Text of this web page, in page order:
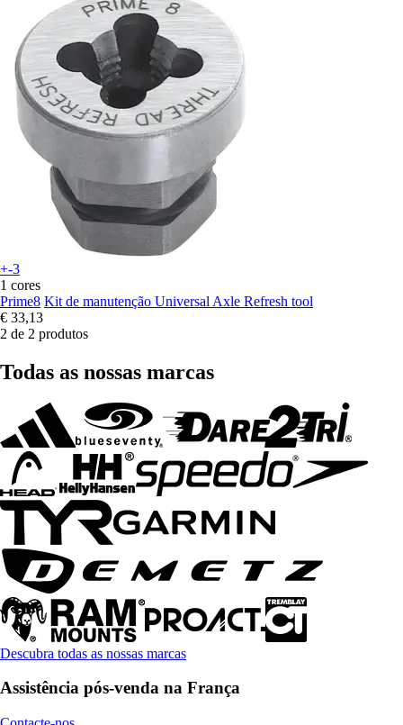
+-3
1 cores
Prime8 Kit de manutenção Universal Axle Refresh tool
€ 33,13
2 de 2 produtos
Todas as nossas marcas
Descubra todas as nossas marcas
Assistência pós-venda na França